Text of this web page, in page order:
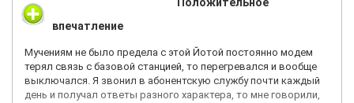
впечатление
Мучениям не было предела с этой Йотой постоянно модем
терял связь с базовой станцией, то перегревался и вообще
выключался. Я звонил в абонентскую службу почти каждый
день и получал ответы разного характера, то мне говорили,